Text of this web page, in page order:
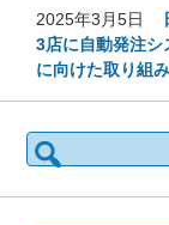
2025年3月5日
3店に自動発注シ
に向けた取り組
検
索: